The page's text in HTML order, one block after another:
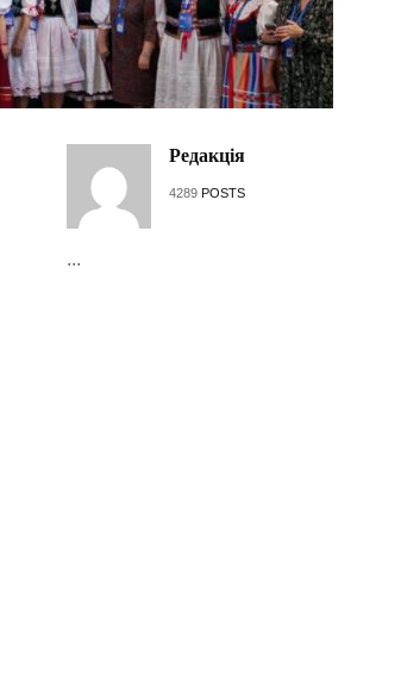
Редакція
4289 POSTS
...